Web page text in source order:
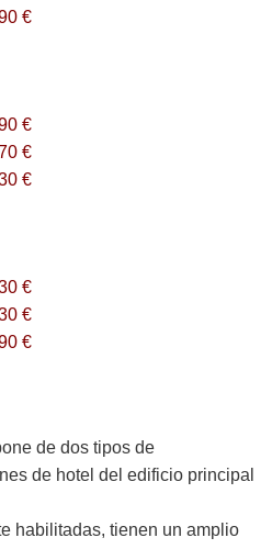
€
€
€
€
€
€
€
de dos tipos de
de hotel del edificio principal
habilitadas, tienen un amplio